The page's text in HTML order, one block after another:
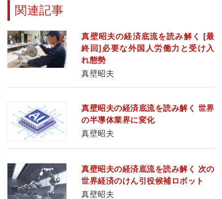
関連記事
真壁昭夫の経済底流を読み解く [最
終回]必要な外国人労働力と受け入
れ態勢
真壁昭夫
真壁昭夫の経済底流を読み解く 世界
の半導体業界に変化
真壁昭夫
真壁昭夫の経済底流を読み解く 次の
世界経済のけん引役候補ロボット
真壁昭夫